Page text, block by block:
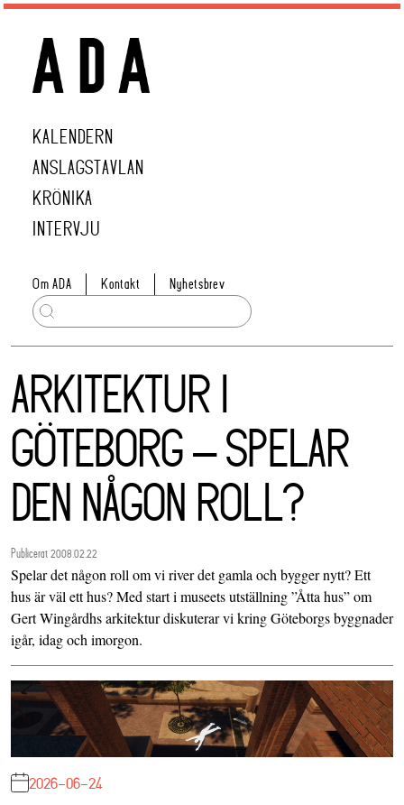
KALENDERN
ANSLAGSTAVLAN
KRÖNIKA
INTERVJU
Om ADA Kontakt Nyhetsbrev
ARKITEKTUR I
GÖTEBORG – SPELAR
DEN NÅGON ROLL?
Publicerat 2008.02.22
Spelar det någon roll om vi river det gamla och bygger nytt? Ett
hus är väl ett hus? Med start i museets utställning ”Åtta hus” om
Gert Wingårdhs arkitektur diskuterar vi kring Göteborgs byggnader
igår, idag och imorgon.
2026-06-24